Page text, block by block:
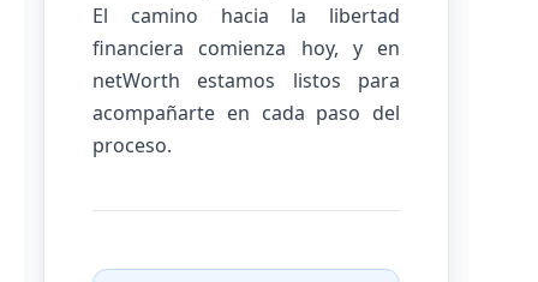
El camino hacia la libertad
financiera comienza hoy, y en
netWorth estamos listos para
acompañarte en cada paso del
proceso.